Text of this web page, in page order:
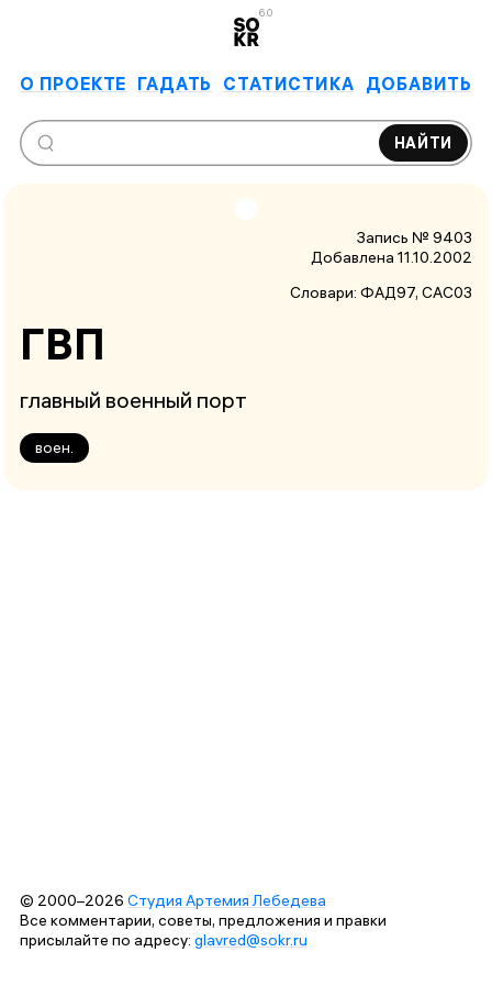
6.0
О ПРОЕКТЕ ГАДАТЬ СТАТИСТИКА ДОБАВИТЬ
НАЙТИ
Запись № 9403
Добавлена 11.10.2002
Словари: ФАД97, САС03
ГВП
главный военный порт
воен.
© 2000–2026 Студия Артемия Лебедева
Все комментарии, советы, предложения и правки
присылайте по адресу: glavred@sokr.ru